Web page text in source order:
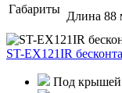
Габариты
Длина 88
ST-EX121IR
Под крышей